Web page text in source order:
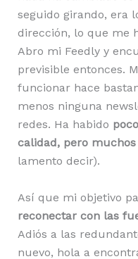
seguido girando, era
dirección, lo que me
Abro mi Feedly y
previsible entonces.
funcionar hace
menos ninguna
redes. Ha habido
calidad, pero
lamento decir).
Así que mi objetivo
reconectar con las
Adiós a las
nuevo, hola a